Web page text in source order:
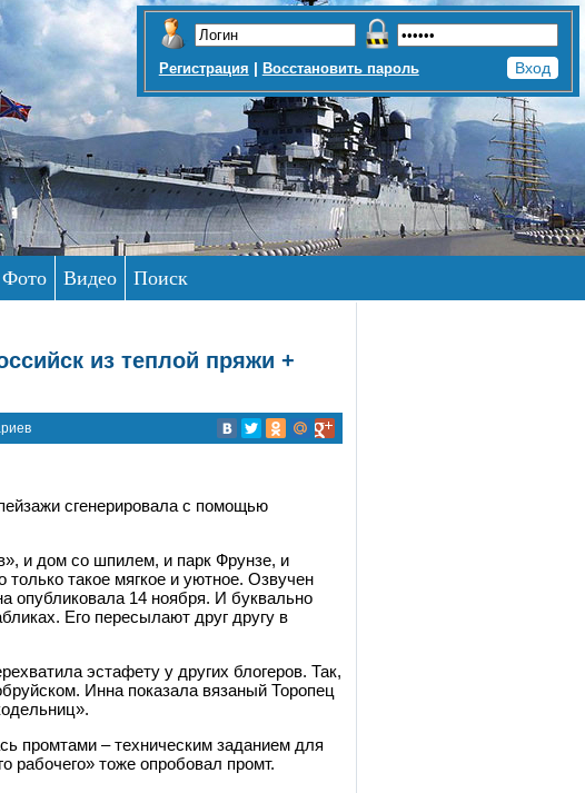
Регистрация | Восстановить пароль
Фото Видео Поиск
из теплой пряжи +
сгенерировала с помощью
», и дом со шпилем, и парк Фрунзе, и
такое мягкое и уютное. Озвучен
опубликовала 14 ноября. И буквально
Его пересылают друг другу в
эстафету у других блогеров. Так,
Инна показала вязаный Торопец
».
промтами – техническим заданием для
рабочего» тоже опробовал промт.